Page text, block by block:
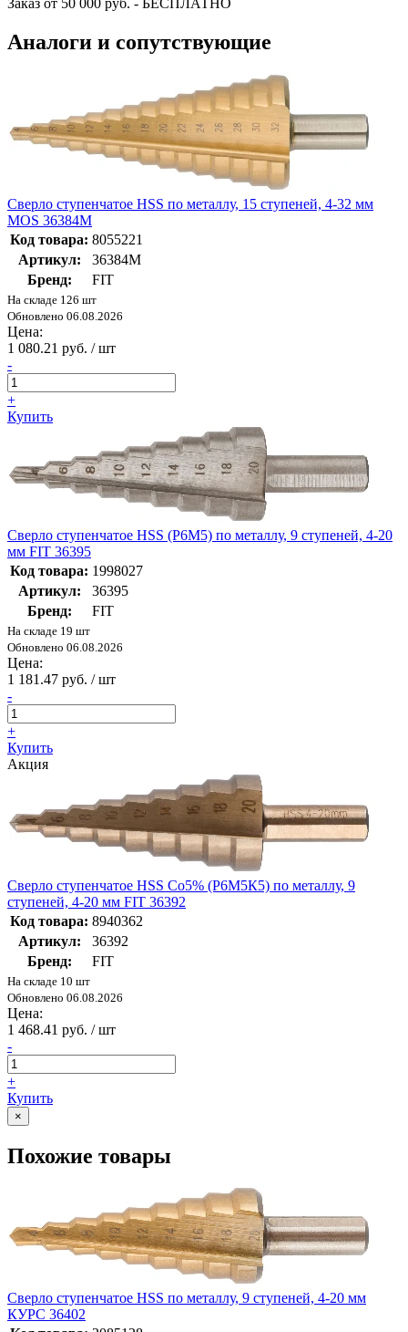
Аналоги и сопутствующие
Сверло ступенчатое HSS по металлу, 15 ступеней, 4-32 мм
MOS 36384М
Код товара: 8055221
Артикул:
36384М
Бренд:
FIT
На складе 126 шт
Обновлено 06.08.2026
Цена:
1 080.21 руб. / шт
-
+
Купить
Сверло ступенчатое HSS (Р6М5) по металлу, 9 ступеней, 4-20
мм FIT 36395
Код товара: 1998027
Артикул:
36395
Бренд:
FIT
На складе 19 шт
Обновлено 06.08.2026
Цена:
1 181.47 руб. / шт
-
+
Купить
Акция
Сверло ступенчатое HSS Co5% (Р6М5К5) по металлу, 9
ступеней, 4-20 мм FIT 36392
Код товара: 8940362
Артикул:
36392
Бренд:
FIT
На складе 10 шт
Обновлено 06.08.2026
Цена:
1 468.41 руб. / шт
-
+
Купить
×
Похожие товары
Сверло ступенчатое HSS по металлу, 9 ступеней, 4-20 мм
КУРС 36402